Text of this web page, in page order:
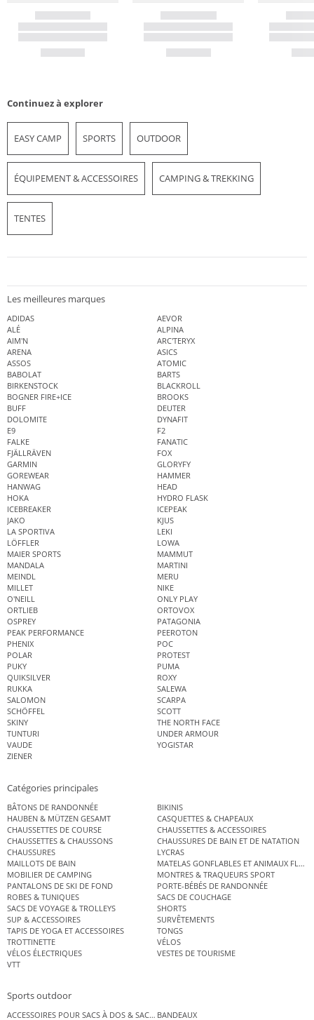
Continuez à explorer
EASY CAMP SPORTS OUTDOOR
ÉQUIPEMENT & ACCESSOIRES CAMPING & TREKKING
TENTES
Les meilleures marques
ADIDAS
AEVOR
ALÉ
ALPINA
AIM'N
ARC'TERYX
ARENA
ASICS
ASSOS
ATOMIC
BABOLAT
BARTS
BIRKENSTOCK
BLACKROLL
BOGNER FIRE+ICE
BROOKS
BUFF
DEUTER
DOLOMITE
DYNAFIT
E9
F2
FALKE
FANATIC
FJÄLLRÄVEN
FOX
GARMIN
GLORYFY
GOREWEAR
HAMMER
HANWAG
HEAD
HOKA
HYDRO FLASK
ICEBREAKER
ICEPEAK
JAKO
KJUS
LA SPORTIVA
LEKI
LÖFFLER
LOWA
MAIER SPORTS
MAMMUT
MANDALA
MARTINI
MEINDL
MERU
MILLET
NIKE
O'NEILL
ONLY PLAY
ORTLIEB
ORTOVOX
OSPREY
PATAGONIA
PEAK PERFORMANCE
PEEROTON
PHENIX
POC
POLAR
PROTEST
PUKY
PUMA
QUIKSILVER
ROXY
RUKKA
SALEWA
SALOMON
SCARPA
SCHÖFFEL
SCOTT
SKINY
THE NORTH FACE
TUNTURI
UNDER ARMOUR
VAUDE
YOGISTAR
ZIENER
Catégories principales
BÂTONS DE RANDONNÉE
BIKINIS
HAUBEN & MÜTZEN GESAMT
CASQUETTES & CHAPEAUX
CHAUSSETTES DE COURSE
CHAUSSETTES & ACCESSOIRES
CHAUSSETTES & CHAUSSONS
CHAUSSURES DE BAIN ET DE NATATION
CHAUSSURES
LYCRAS
MAILLOTS DE BAIN
MATELAS GONFLABLES ET ANIMAUX
MOBILIER DE CAMPING
MONTRES & TRAQUEURS SPORT
PANTALONS DE SKI DE FOND
PORTE-BÉBÉS DE RANDONNÉE
ROBES & TUNIQUES
SACS DE COUCHAGE
SACS DE VOYAGE & TROLLEYS
SHORTS
SUP & ACCESSOIRES
SURVÊTEMENTS
TAPIS DE YOGA ET ACCESSOIRES
TONGS
TROTTINETTE
VÉLOS
VÉLOS ÉLECTRIQUES
VESTES DE TOURISME
VTT
Sports outdoor
ACCESSOIRES POUR SACS À DOS & SACS ÉTANCHES
BANDEAUX